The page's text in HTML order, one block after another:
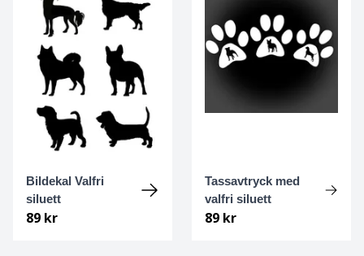
Bildekal Valfri
siluett
89 kr
Tassavtryck med
valfri siluett
89 kr
Lapsk vallhund
Leonberger
Luzernerstövare / Schweizisk stövare
Löwchen
Malinois
Malteser